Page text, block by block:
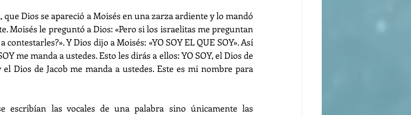
que Dios se apareció a Moisés en una zarza ardiente y lo mandó
Moisés le preguntó a Dios: «Pero si los israelitas me preguntan
Y Dios dijo a Moisés: «YO SOY EL QUE SOY». Así
me manda a ustedes. Esto les dirás a ellos: YO SOY, el Dios de
Dios de Jacob me manda a ustedes. Este es mi nombre para
escribían las vocales de una palabra sino únicamente las